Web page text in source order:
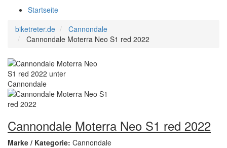
Startseite
biketreter.de
Cannondale
Cannondale Moterra Neo S1 red 2022
Cannondale Moterra Neo S1 red 2022
Marke / Kategorie: Cannondale